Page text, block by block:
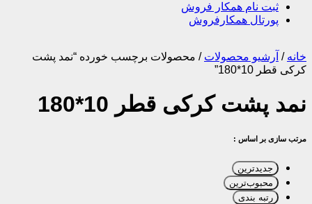
ثبت نام همکار فروش
پورتال همکارفروش
خانه / آرشیو محصولات / محصولات برچسب خورده “نمد پشت
کرکی قطر 10*180”
نمد پشت کرکی قطر 10*180
مرتب سازی بر اساس :
جدیدترین
محبوب‌ترین
رتبه بندی